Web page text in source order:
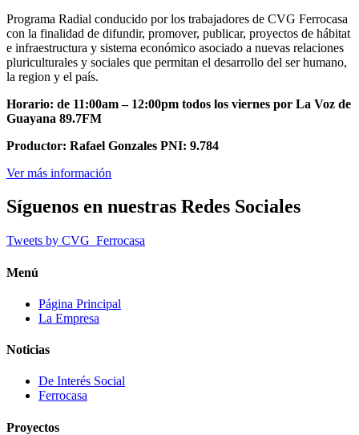
Programa Radial conducido por los trabajadores de CVG Ferrocasa
con la finalidad de difundir, promover, publicar, proyectos de hábitat
e infraestructura y sistema económico asociado a nuevas relaciones
pluriculturales y sociales que permitan el desarrollo del ser humano,
la region y el país.
Horario: de 11:00am – 12:00pm todos los viernes por La Voz de
Guayana 89.7FM
Productor: Rafael Gonzales PNI: 9.784
Ver más información
Síguenos en nuestras Redes Sociales
Tweets by CVG_Ferrocasa
Menú
Página Principal
La Empresa
Noticias
De Interés Social
Ferrocasa
Proyectos